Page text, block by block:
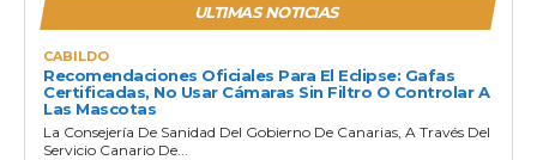
ULTIMAS NOTICIAS
CABILDO
Recomendaciones Oficiales Para El Eclipse: Gafas
Certificadas, No Usar Cámaras Sin Filtro O Controlar A
Las Mascotas
La Consejería De Sanidad Del Gobierno De Canarias, A Través Del
Servicio Canario De...